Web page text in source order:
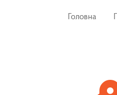
Головна